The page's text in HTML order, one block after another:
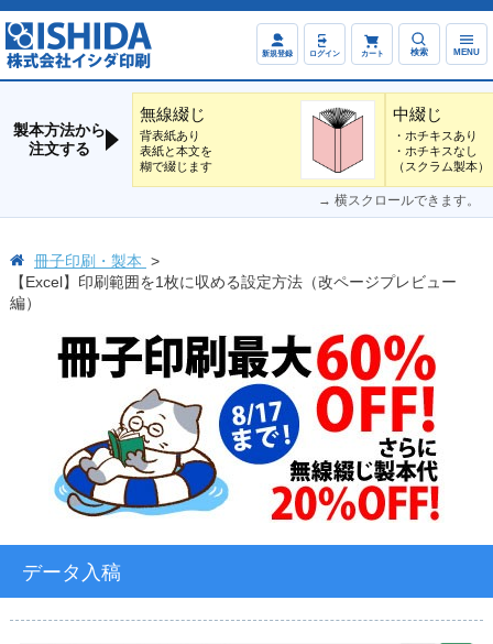
新規登録 ログイン カート 検索 MENU
製本方法から
注文する
無線綴じ
背表紙あり
表紙と本文を
糊で綴じます
中綴じ
・ホチキスあり
・ホチキスなし
（スクラム製本）
→ 横スクロールできます。
冊子印刷・製本
【Excel】印刷範囲を1枚に収める設定方法（改ページプレビュー
編）
データ入稿